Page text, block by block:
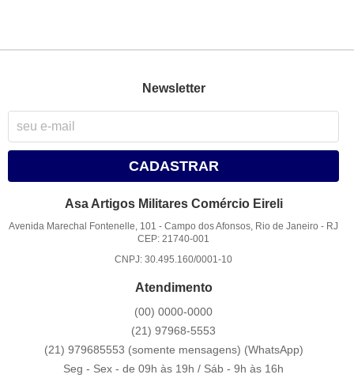
Newsletter
CADASTRAR
Asa Artigos Militares Comércio Eireli
Avenida Marechal Fontenelle, 101 -Campo dos Afonsos, Rio de Janeiro - RJ
CEP: 21740-001
CNPJ: 30.495.160/0001-10
Atendimento
(00) 0000-0000
(21) 97968-5553
(21) 979685553 (somente mensagens) (WhatsApp)
Seg - Sex - de 09h às 19h / Sáb - 9h às 16h